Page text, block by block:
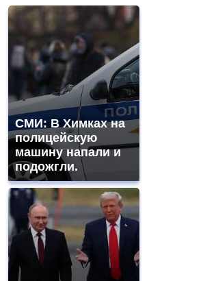
СМИ: В Химках на
полицейскую
машину напали и
подожгли.